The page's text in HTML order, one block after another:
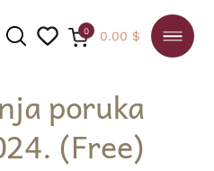
PRETRAGA
0 0.00 $
poruka
(Free)